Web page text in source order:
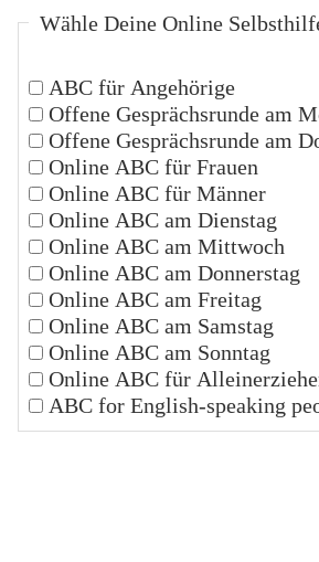
Wähle Deine Online
ABC für Angehörige
Offene Gesprächsrunde am
Offene Gesprächsrunde am
Online ABC für Frauen
Online ABC für Männer
Online ABC am Dienstag
Online ABC am Mittwoch
Online ABC am Donnerstag
Online ABC am Freitag
Online ABC am Samstag
Online ABC am Sonntag
Online ABC für
ABC for English-speaking